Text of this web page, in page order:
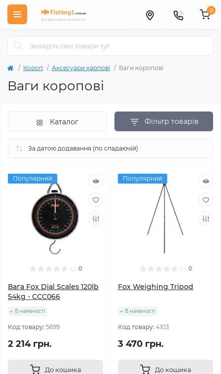
0
Короп Аксесуари карповi Ваги коропові
Ваги коропові
Фільтр товарів
Каталог
Популярний
0
Вага Fox Dial Scales 120lb
54kg - CCC066
В наявності
Код товару: 5699
2 214 грн.
До кошика
Популярний
0
Fox Weighing Tripod
В наявності
Код товару: 4103
3 470 грн.
До кошика